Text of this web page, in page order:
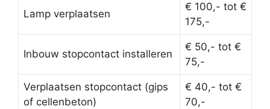
Lamp verplaatsen
€ 100,- tot €
175,-
Inbouw stopcontact installeren
€ 50,- tot €
75,-
Verplaatsen stopcontact (gips
of cellenbeton)
€ 40,- tot €
70,-